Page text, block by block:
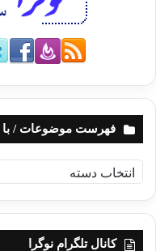
فهرست موضوعات / با
ه
ر
کانال تلگرام نوگرا